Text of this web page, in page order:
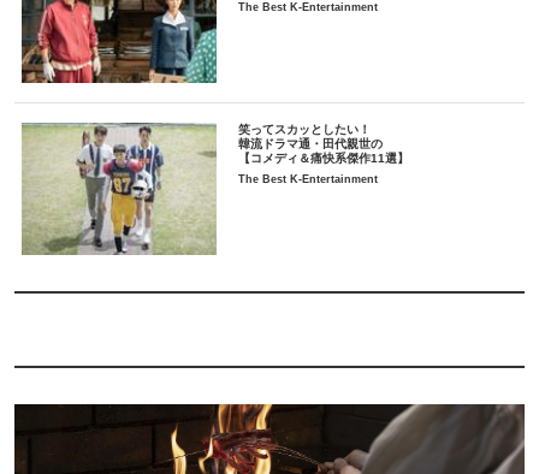
The Best K-Entertainment
笑ってスカッとしたい！
韓流ドラマ通・田代親世の
【コメディ＆痛快系傑作11選】
The Best K-Entertainment